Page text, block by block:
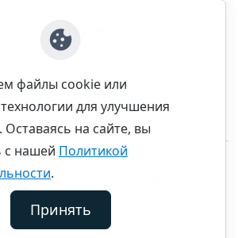
материалов
Все права защищены.
файлы cookie или
для улучшения
Оставаясь на сайте, вы
с нашей Политикой
.
Принять